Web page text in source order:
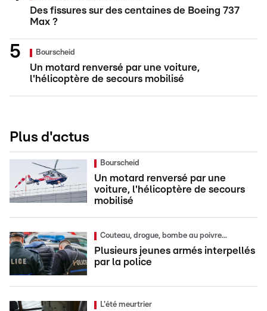
Des fissures sur des centaines de Boeing 737
Max ?
Bourscheid
Un motard renversé par une voiture,
l'hélicoptère de secours mobilisé
Plus d'actus
Bourscheid
Un motard renversé par une
voiture, l'hélicoptère de secours
mobilisé
Couteau, drogue, bombe au poivre...
Plusieurs jeunes armés interpellés
par la police
L'été meurtrier